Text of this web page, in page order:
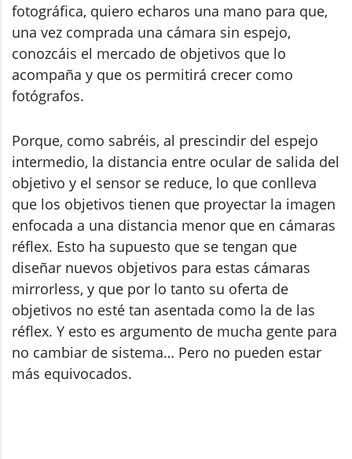
fotográfica, quiero echaros una mano para que,
una vez comprada una cámara sin espejo,
conozcáis el mercado de objetivos que lo
acompaña y que os permitirá crecer como
fotógrafos.
Porque, como sabréis, al prescindir del espejo
intermedio, la distancia entre ocular de salida del
objetivo y el sensor se reduce, lo que conlleva
que los objetivos tienen que proyectar la imagen
enfocada a una distancia menor que en cámaras
réflex. Esto ha supuesto que se tengan que
diseñar nuevos objetivos para estas cámaras
mirrorless, y que por lo tanto su oferta de
objetivos no esté tan asentada como la de las
réflex. Y esto es argumento de mucha gente para
no cambiar de sistema… Pero no pueden estar
más equivocados.